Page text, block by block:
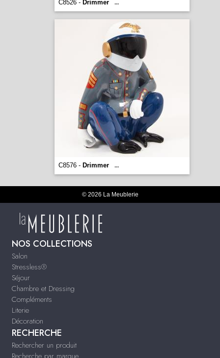
C8526 - Drimmer ...
C8576 - Drimmer ...
© 2026 La Meublerie
NOS COLLECTIONS
Salon
Stressless®
Séjour
Chambre et Dressing
Compléments
Literie
Décoration
RECHERCHE
Rechercher un produit
Recherche par marque